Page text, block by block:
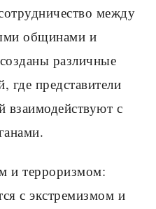
между
общинами и
различные
где представители
взаимодействуют с
и терроризмом:
с экстремизмом и